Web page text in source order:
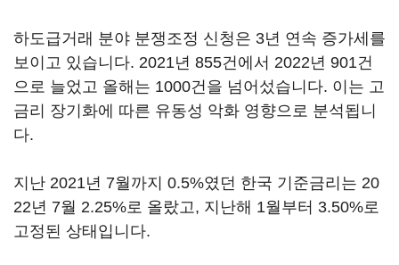
하도급거래 분야 분쟁조정 신청은 3년 연속 증가세를
보이고 있습니다. 2021년 855건에서 2022년 901건
으로 늘었고 올해는 1000건을 넘어섰습니다. 이는 고
금리 장기화에 따른 유동성 악화 영향으로 분석됩니
다.
지난 2021년 7월까지 0.5%였던 한국 기준금리는 20
22년 7월 2.25%로 올랐고, 지난해 1월부터 3.50%로
고정된 상태입니다.